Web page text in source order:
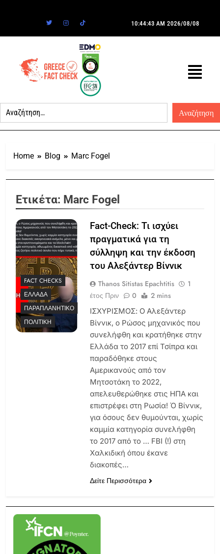
10:44:43 AM 2026/08/08
Home Blog Marc Fogel
Ετικέτα: Marc Fogel
FACT CHECKS
ΕΛΛΆΔΑ
ΠΑΡΑΠΛΑΝΗΤΙΚΌ
ΠΟΛΙΤΙΚΉ
Fact-Check: Τι ισχύει
πραγματικά για τη
σύλληψη και την έκδοση
του Αλεξάντερ Βίννικ
Thanos Sitistas Epachtitis
1
έτος Πριν
0 2 mins
ΙΣΧΥΡΙΣΜΟΣ: Ο Αλεξάντερ
Βίννικ, ο Ρώσος μηχανικός που
συνελήφθη και κρατήθηκε στην
Ελλάδα το 2017 επί Τσίπρα και
παραδόθηκε στους
Αμερικανούς από τον
Μητσοτάκη το 2022,
απελευθερώθηκε στις ΗΠΑ και
επιστρέφει στη Ρωσία! Ό Βίννικ,
για όσους δεν θυμούνται, χωρίς
καμμία κατηγορία συνελήφθη
το 2017 από το … FBI (!) στη
Χαλκιδική όπου έκανε
διακοπές…
Δείτε Περισσότερα